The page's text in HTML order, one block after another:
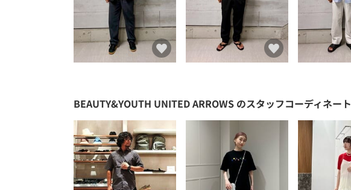
BEAUTY&YOUTH UNITED ARROWS のスタッフコーディネート